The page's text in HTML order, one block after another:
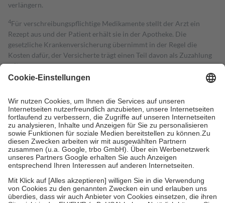
verlängern.
4Für verschreibungspflichtige Medikamente stellt der Arzt ein
Rezept aus und der Patient erhält sie in der Apotheke. Die
gesetzliche Krankenversicherung übernimmt in der Regel die
Kosten dafür, der Versicherte trägt einen Teil davon als Zuzahlung
mit.
Grundsätzlich leisten Mitglieder Zuzahlungen in Höhe von zehn
höchstens zehn Euro.
Es sind jedoch nie mehr als die tatsächlichen
Kosten der Leistung zu entrichten.
Diese Regeln gelten grundsätzlich auch für Online-Apotheken.
Bei Heilmitteln und häuslicher Krankenpflege beträgt die
Zuzahlung zehn Prozent der Kosten sowie zehn Euro je
Verordnung.
Um das Engagement der Versicherten für ihre eigene Gesundheit zu
stärken und die besondere Stellung der Familie zu unterstützen,
fallenkeine Zuzahlungenan bei:
• Kindern und Jugendlichen bis zum vollendeten 18. Lebensjahr